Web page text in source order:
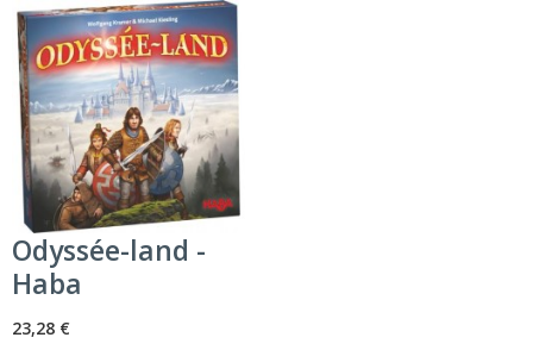
Odyssée-land -
Haba
23,28 €